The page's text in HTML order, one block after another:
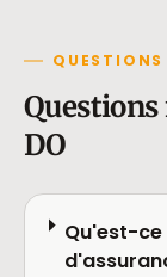
QUESTIONS
DO
Qu'est-